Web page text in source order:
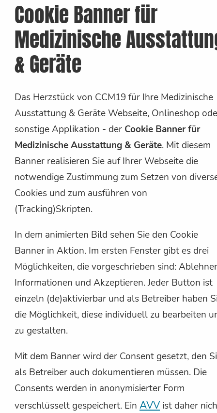
Cookie Banner für
Medizinische
& Geräte
Das Herzstück von CCM19 für Ihre Medizinische
Ausstattung & Geräte Webseite, Onlineshop
sonstige Applikation - der Cookie Banner für
Medizinische Ausstattung & Geräte. Mit diesem
Banner realisieren Sie auf Ihrer Webseite die
notwendige Zustimmung zum Setzen von
Cookies und zum ausführen von
(Tracking)Skripten.
In dem animierten Bild sehen Sie den Cookie
Banner in Aktion. Im ersten Fenster gibt es drei
Möglichkeiten, die vorgeschrieben sind:
Informationen und Akzeptieren. Jeder Button ist
einzeln (de)aktivierbar und als Betreiber haben
die Möglichkeit, diese individuell zu bearbeiten
zu gestalten.
Mit dem Banner wird der Consent gesetzt, den
als Betreiber auch dokumentieren müssen. Die
Consents werden in anonymisierter Form
verschlüsselt gespeichert. Ein AVV ist daher